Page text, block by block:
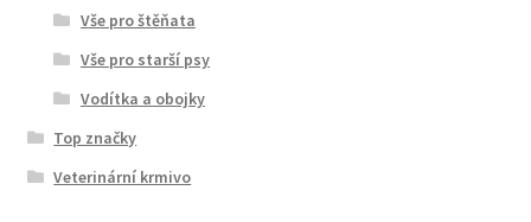
Vše pro štěňata
Vše pro starší psy
Vodítka a obojky
Top značky
Veterinární krmivo